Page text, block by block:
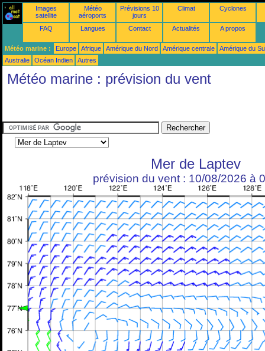
Images
satellite
Météo
aéroports
Prévisions 10
jours
Climat Cyclones
FAQ Langues Contact Actualités A propos
Météo marine : Europe Afrique Amérique du Nord Amérique centrale
Amérique du
Australie
Océan Indien Autres
Météo marine : prévision du vent
Mer de Laptev
prévision du vent : 10/08/2026 à